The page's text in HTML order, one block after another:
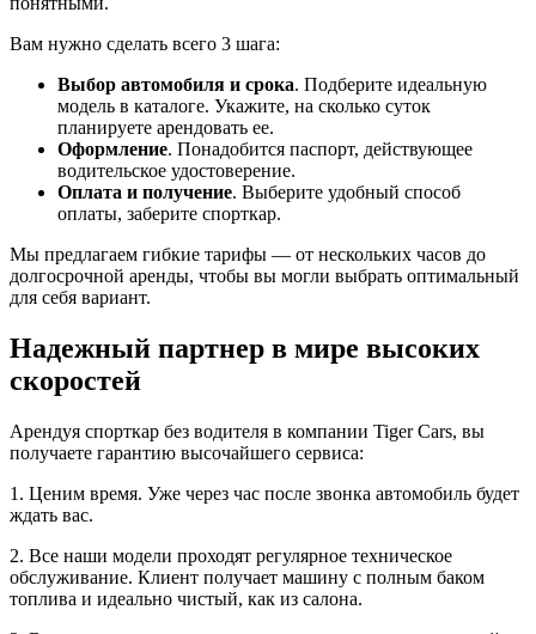
Вам нужно сделать всего 3 шага:
Выбор автомобиля и срока. Подберите идеальную
модель в каталоге. Укажите, на сколько суток
планируете арендовать ее.
Оформление. Понадобится паспорт, действующее
водительское удостоверение.
Оплата и получение. Выберите удобный способ
оплаты, заберите спорткар.
Мы предлагаем гибкие тарифы — от нескольких часов до
долгосрочной аренды, чтобы вы могли выбрать оптимальный
для себя вариант.
Надежный партнер в мире высоких
скоростей
Арендуя спорткар без водителя в компании Tiger Cars, вы
получаете гарантию высочайшего сервиса:
1. Ценим время. Уже через час после звонка автомобиль будет
ждать вас.
2. Все наши модели проходят регулярное техническое
обслуживание. Клиент получает машину с полным баком
топлива и идеально чистый, как из салона.